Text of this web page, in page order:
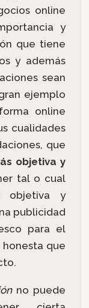
online
y
que tiene
y además
sean
ejemplo
online
cualidades
que
objetiva y
tal o cual
objetiva y
publicidad
para el
honesta que
no puede